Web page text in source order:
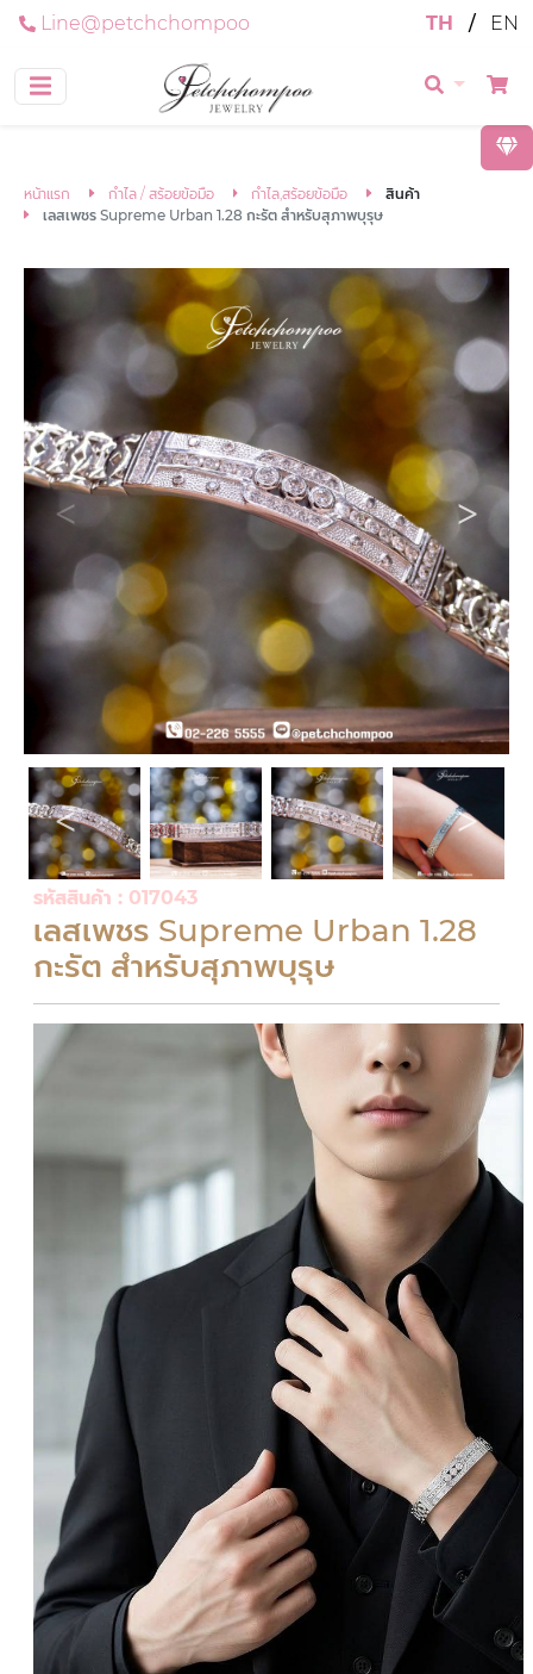
Line@petchchompoo TH / EN
หน้าแรก กำไล / สร้อยข้อมือ กำไล,สร้อยข้อมือ
สินค้า
เลสเพชร Supreme Urban 1.28 กะรัต สำหรับสุภาพบุรุษ
รหัสสินค้า : 017043
เลสเพชร Supreme Urban 1.28
กะรัต สำหรับสุภาพบุรุษ